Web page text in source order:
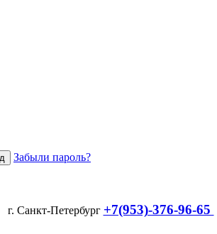
Забыли пароль?
г. Санкт-Петербург +7(953)-376-96-65